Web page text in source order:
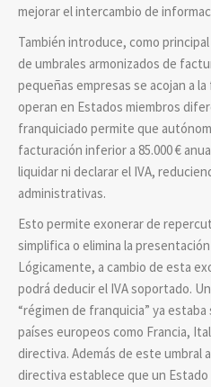
mejorar el intercambio de
También introduce, como
de umbrales armonizados de
pequeñas empresas se acojan a
operan en Estados miembros
franquiciado permite que
facturación inferior a 85.000 €
liquidar ni declarar el IVA,
administrativas.
Esto permite exonerar de
simplifica o elimina la
Lógicamente, a cambio de esta
podrá deducir el IVA soportado.
“régimen de franquicia” ya
países europeos como Francia,
directiva. Además de este umbral
directiva establece que un